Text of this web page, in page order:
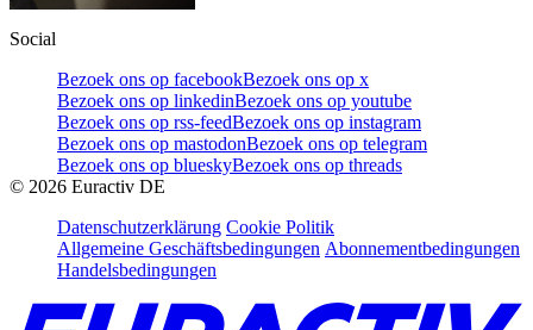
Social
Bezoek ons op facebookBezoek ons op x
Bezoek ons op linkedinBezoek ons op youtube
Bezoek ons op rss-feedBezoek ons op instagram
Bezoek ons op mastodonBezoek ons op telegram
Bezoek ons op blueskyBezoek ons op threads
© 2026 Euractiv DE
Datenschutzerklärung Cookie Politik
Allgemeine Geschäftsbedingungen Abonnementbedingungen
Handelsbedingungen